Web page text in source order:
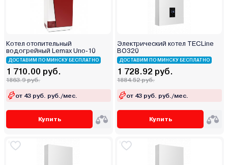
Котел отопительный
водогрейный Lemax Uno-10
ДОСТАВИМ ПО МИНСКУ БЕСПЛАТНО
1 710.00 руб.
1863.9 руб.
от 43 руб. руб./мес.
Купить
Электрический котел TECLine
BO320
ДОСТАВИМ ПО МИНСКУ БЕСПЛАТНО
1 728.92 руб.
1884.52 руб.
от 43 руб. руб./мес.
Купить